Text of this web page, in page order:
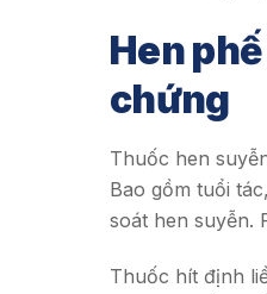
Hen
chứng
Thuốc hen
Bao gồm tuổi
soát hen suyễn.
Thuốc hít định